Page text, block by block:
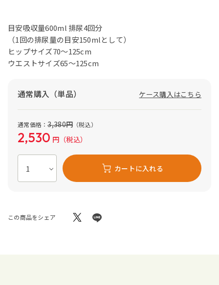
目安吸収量600ml 排尿4回分
（1回の排尿量の目安150mlとして）
ヒップサイズ70～125cm
ウエストサイズ65～125cm
通常購入（単品） ケース購入はこちら
通常価格：3,380円 （税込）
2,530 円（税込）
カートに入れる
この商品をシェア